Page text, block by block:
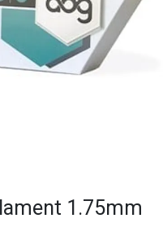
1.75mm